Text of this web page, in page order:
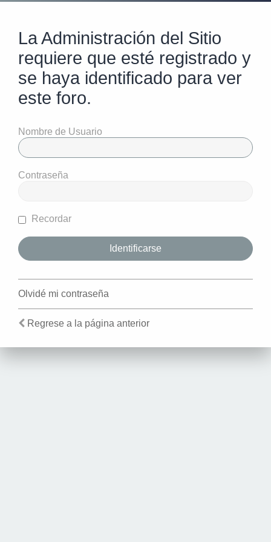
La Administración del Sitio
requiere que esté registrado y
se haya identificado para ver
este foro.
Nombre de Usuario
Contraseña
Recordar
Olvidé mi contraseña
Regrese a la página anterior